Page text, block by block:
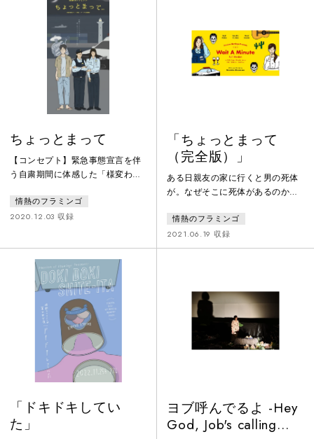
ちょっとまって
【コンセプト】緊急事態宣言を伴
う自粛期間に体感した「様変わり
をモチーフにした演劇作品です。
新型コロナウイルス感染症の蔓延
うした新たな生活は、私たちに戸
惑いと恐怖、そして過去の生活様
式への郷愁をもたらしました。ま
た、世界の国や都市は日本以上に
新型コロナウイルスの影響を受
け、経済の格差、人間同士の分断
が起きていま
情熱のフラミンゴ
2020.12.03 収録
「ちょっとまって
（完全版）」
ある日親友の家に行くと男の死体
が。なぜそこに死体があるのか？
繰り返すけど何を待てばいいのか
わからず、不毛なおしゃべりばか
り。新型コロナウイルス感染症の
情熱のフラミンゴ
2021.06.19 収録
「ドキドキしてい
た」
ヨブ呼んでるよ -Hey
God, Job's calling